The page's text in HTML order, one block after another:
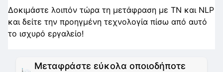
Δοκιμάστε λοιπόν τώρα τη μετάφραση με ΤΝ και NLP
και δείτε την προηγμένη τεχνολογία πίσω από αυτό
το ισχυρό εργαλείο!
Μεταφράστε εύκολα οποιοδήποτε